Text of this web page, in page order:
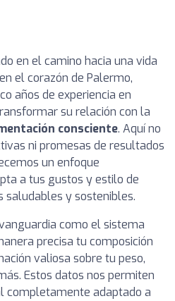
en el camino hacia una vida
el corazón de Palermo,
años de experiencia en
su relación con la
consciente. Aquí no
ni promesas de resultados
un enfoque
a tus gustos y estilo de
saludables y sostenibles.
como el sistema
precisa tu composición
valiosa sobre tu peso,
Estos datos nos permiten
completamente adaptado a